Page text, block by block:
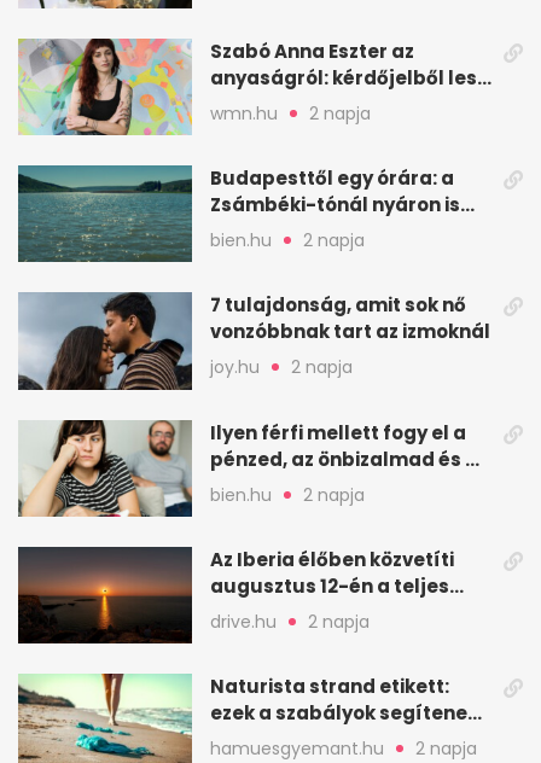
Szabó Anna Eszter az
anyaságról: kérdőjelből lesz
valaha felkiáltójel?
wmn.hu 2 napja
Budapesttől egy órára: a
Zsámbéki-tónál nyáron is
van hely
bien.hu 2 napja
7 tulajdonság, amit sok nő
vonzóbbnak tart az izmoknál
joy.hu 2 napja
Ilyen férfi mellett fogy el a
pénzed, az önbizalmad és a
nyugalmad
bien.hu 2 napja
Az Iberia élőben közvetíti
augusztus 12-én a teljes
napfogyatkozást
drive.hu 2 napja
Naturista strand etikett:
ezek a szabályok segítenek
komfortosan lenni
hamuesgyemant.hu 2 napja